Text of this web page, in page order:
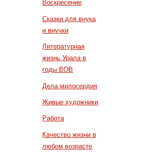
Воскресение
Сказки для внука
и внучки
Литературная
жизнь Урала в
годы ВОВ
Дела милосердия
Живые художники
Работа
Качество жизни в
любом возрасте